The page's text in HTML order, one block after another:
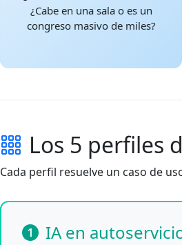
¿Cabe en una sala o es un
congreso masivo de miles?
Los 5 perfiles
Cada perfil resuelve un caso de
IA en